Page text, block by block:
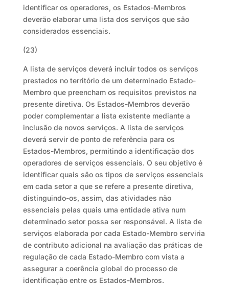
identificar os operadores, os Estados-Membros
deverão elaborar uma lista dos serviços que são
considerados essenciais.
(23)
A lista de serviços deverá incluir todos os serviços
prestados no território de um determinado Estado-
Membro que preencham os requisitos previstos na
presente diretiva. Os Estados-Membros deverão
poder complementar a lista existente mediante a
inclusão de novos serviços. A lista de serviços
deverá servir de ponto de referência para os
Estados-Membros, permitindo a identificação dos
operadores de serviços essenciais. O seu objetivo é
identificar quais são os tipos de serviços essenciais
em cada setor a que se refere a presente diretiva,
distinguindo-os, assim, das atividades não
essenciais pelas quais uma entidade ativa num
determinado setor possa ser responsável. A lista de
serviços elaborada por cada Estado-Membro serviria
de contributo adicional na avaliação das práticas de
regulação de cada Estado-Membro com vista a
assegurar a coerência global do processo de
identificação entre os Estados-Membros.